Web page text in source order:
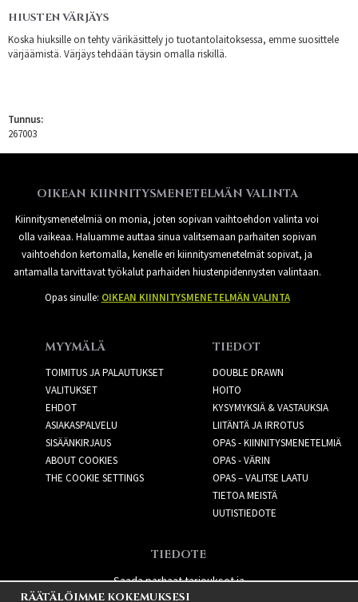
HIUSTEN VÄRJÄYS
Koska hiuksille on tehty värikäsittely jo tuotantolaitoksessa, emme suosittele
värjäämistä. Värjäys tehdään täysin omalla riskillä.
Tunnus:
267003
OIKEAN KIINNITYSMENETELMÄN VALINTA
Kiinnitysmenetelmiä on monia, joten sopivan vaihtoehdon valinta voi
olla vaikeaa. Haluamme auttaa sinua valitsemaan parhaiten sopivan
vaihtoehdon kertomalla, kenelle eri kiinnitysmenetelmät sopivat, ja
antamalla tarvittavat työkalut parhaiden hiustenpidennysten valintaan.
Opas sinulle: OIKEAN KIINNITYSMENETELMÄN VALINTA
MYYMÄLÄ
TOIMITUS JA PALAUTUKSET
VALITUKSET
EHDOT
ASIAKASPALVELU
SISÄÄNKIRJAUS
ABOUT COOKIES
THE COOKIE SETTINGS
TIEDOT
DOUBLE DRAWN
HOITO
KYSYMYKSIÄ & VASTAUKSIA
LIITÄNTÄ JA IRROTUS
OPAS - KIINNITYSMENETELMIÄ
OPAS - VÄRIN
OPAS – VALITSE LAATU
TIETOA MEISTÄ
UUTISTIEDOTE
TIEDOTE
Saada parhaat tarjoukset ja
uusia tuotteita!
RÄÄTÄLÖIMME KOKEMUKSESI